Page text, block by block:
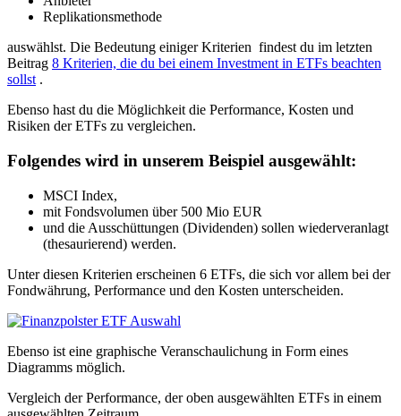
Replikationsmethode
auswählst. Die Bedeutung einiger Kriterien findest du im letzten
Beitrag 8 Kriterien, die du bei einem Investment in ETFs beachten
sollst .
Ebenso hast du die Möglichkeit die Performance, Kosten und
Risiken der ETFs zu vergleichen.
Folgendes wird in unserem Beispiel ausgewählt:
MSCI Index,
mit Fondsvolumen über 500 Mio EUR
und die Ausschüttungen (Dividenden) sollen wiederveranlagt
(thesaurierend) werden.
Unter diesen Kriterien erscheinen 6 ETFs, die sich vor allem bei der
Fondwährung, Performance und den Kosten unterscheiden.
Ebenso ist eine graphische Veranschaulichung in Form eines
Diagramms möglich.
Vergleich der Performance, der oben ausgewählten ETFs in einem